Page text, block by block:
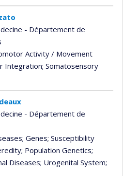
- Département de
Activity / Movement
Integration; Somatosensory
- Département de
; Genes; Susceptibility
; Population Genetics;
Diseases; Urogenital System;